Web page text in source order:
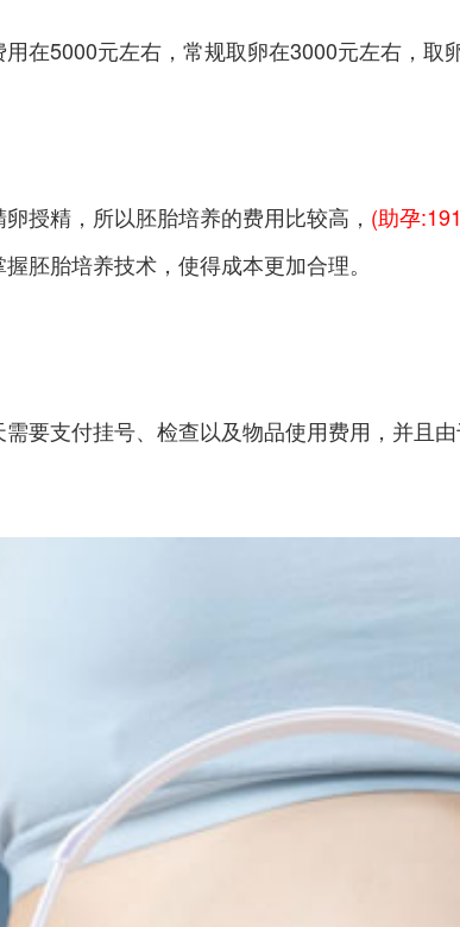
在5000元左右，常规取卵在3000元左右，取
授精，所以胚胎培养的费用比较高， (助孕
胚胎培养技术，使得成本更加合理。
要支付挂号、检查以及物品使用费用，并且